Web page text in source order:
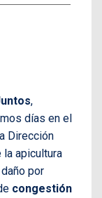
,
días en el
Dirección
la apicultura
por
congestión